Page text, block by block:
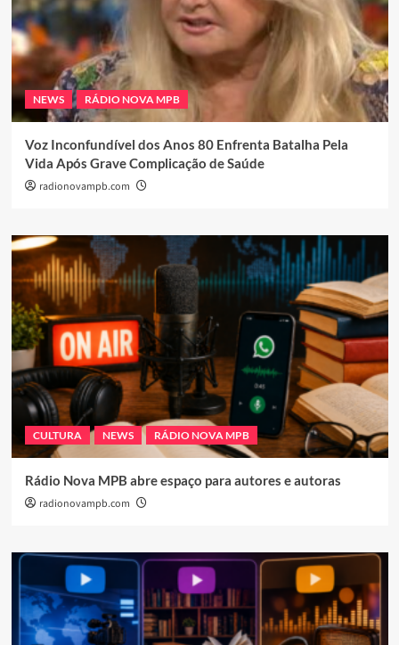
NEWS RÁDIO NOVA MPB
Voz Inconfundível dos Anos 80 Enfrenta Batalha Pela
Vida Após Grave Complicação de Saúde
radionovampb.com
CULTURA NEWS RÁDIO NOVA MPB
Rádio Nova MPB abre espaço para autores e autoras
radionovampb.com